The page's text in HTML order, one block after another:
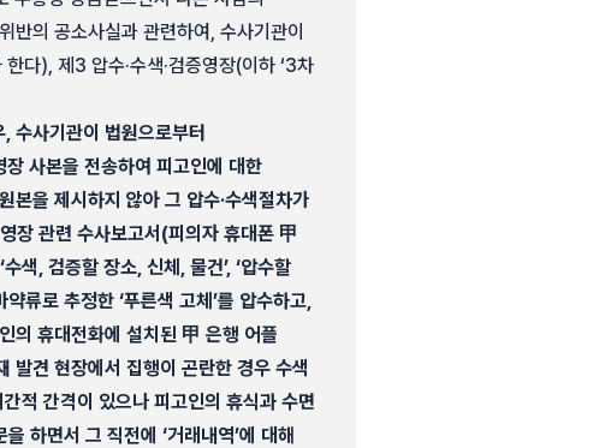
반의 공소사실과 관련하여, 수사기관이
한다), 제3 압수·수색·검증영장(이하 ‘3차
수사기관이 법원으로부터
사본을 전송하여 피고인에 대한
본을 제시하지 않아 그 압수·수색절차가
장 관련 수사보고서(피의자 휴대폰 甲
색, 검증할 장소, 신체, 물건’, ‘압수할
류로 추정한 ‘푸른색 고체’를 압수하고,
의 휴대전화에 설치된 甲 은행 어플
발견 현장에서 집행이 곤란한 경우 수색
적 간격이 있으나 피고인의 휴식과 수면
하면서 그 직전에 ‘거래내역’에 대해